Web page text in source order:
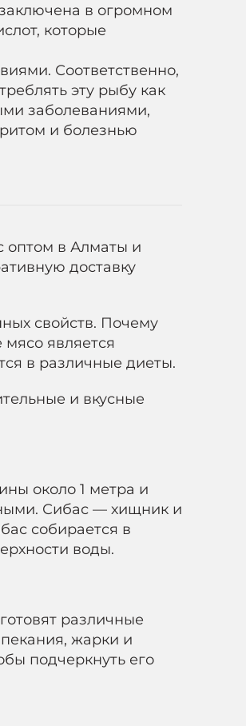
в огромном
которые
Соответственно,
эту рыбу как
заболеваниями,
и болезнью
оптом в Алматы и
доставку
свойств. Почему
является
в различные диеты.
и вкусные
около 1 метра и
Сибас — хищник и
собирается в
воды.
различные
жарки и
подчеркнуть его